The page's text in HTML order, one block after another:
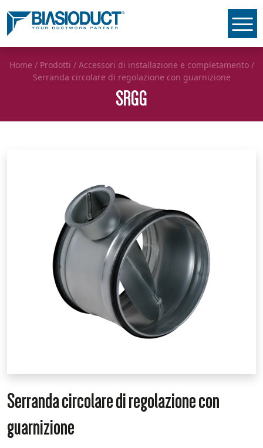
Home / Prodotti / Accessori di installazione e completamento /
Serranda circolare di regolazione con guarnizione
SRGG
Serranda circolare di regolazione con
guarnizione